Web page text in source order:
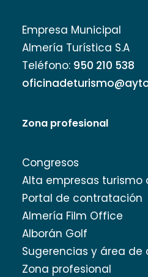
Empresa Municipal
Almería Turística S.A
Teléfono: 950 210 538
Zona profesional
Congresos
Alta empresas turismo
Portal de contratación
Almería Film Office
Alborán Golf
Sugerencias y área de
Zona profesional